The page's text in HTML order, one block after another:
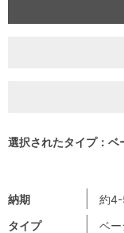
納期
約4-
タイプ
ベー
選択されたタイプ：ベ